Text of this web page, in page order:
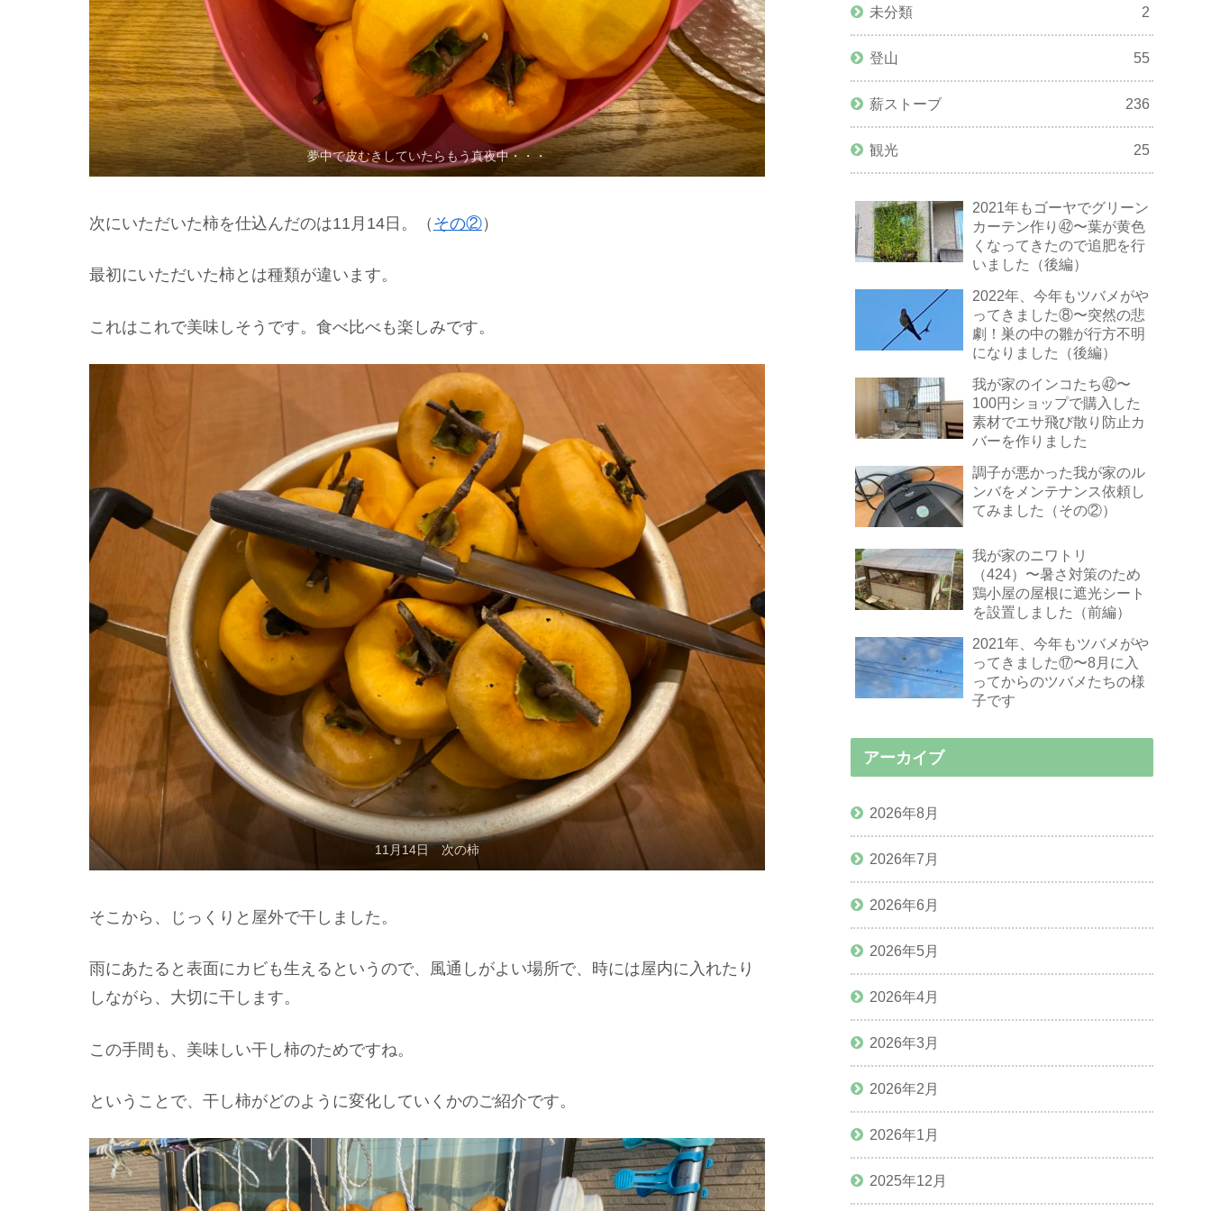
夢中で皮むきしていたらもう真夜中・・・
次にいただいた柿を仕込んだのは11月14日。（ その②）
最初にいただいた柿とは種類が違います。
これはこれで美味しそうです。食べ比べも楽しみです。
11月14日 次の柿
そこから、じっくりと屋外で干しました。
雨にあたると表面にカビも生えるというので、風通しがよい場所で、時には屋内に入れたり
しながら、大切に干します。
この手間も、美味しい干し柿のためですね。
ということで、干し柿がどのように変化していくかのご紹介です。
未分類 2
登山 55
薪ストーブ 236
観光 25
2021年もゴーヤでグリーン
カーテン作り㊷〜葉が黄色
くなってきたので追肥を行
いました（後編）
2022年、今年もツバメがや
ってきました⑧〜突然の悲
劇！巣の中の雛が行方不明
になりました（後編）
我が家のインコたち㊷〜
100円ショップで購入した
素材でエサ飛び散り防止カ
バーを作りました
調子が悪かった我が家のル
ンバをメンテナンス依頼し
てみました（その②）
我が家のニワトリ
（424）〜暑さ対策のため
鶏小屋の屋根に遮光シート
を設置しました（前編）
2021年、今年もツバメがや
ってきました⑰〜8月に入
ってからのツバメたちの様
子です
アーカイブ
2026年8月
2026年7月
2026年6月
2026年5月
2026年4月
2026年3月
2026年2月
2026年1月
2025年12月